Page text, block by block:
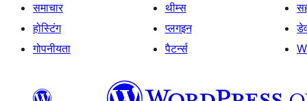
समाचार
होस्टिंग
गोपनीयता
थीम्स
प्लगइन
पैटर्न्स